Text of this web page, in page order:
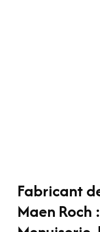
Fabricant
Maen Roch